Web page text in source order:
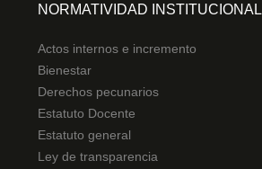
NORMATIVIDAD INSTITUCIONAL
Actos internos e incremento
Bienestar
Derechos pecunarios
Estatuto Docente
Estatuto general
Ley de transparencia